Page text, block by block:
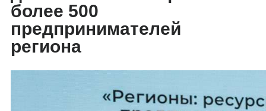
более 500
предпринимателей
региона